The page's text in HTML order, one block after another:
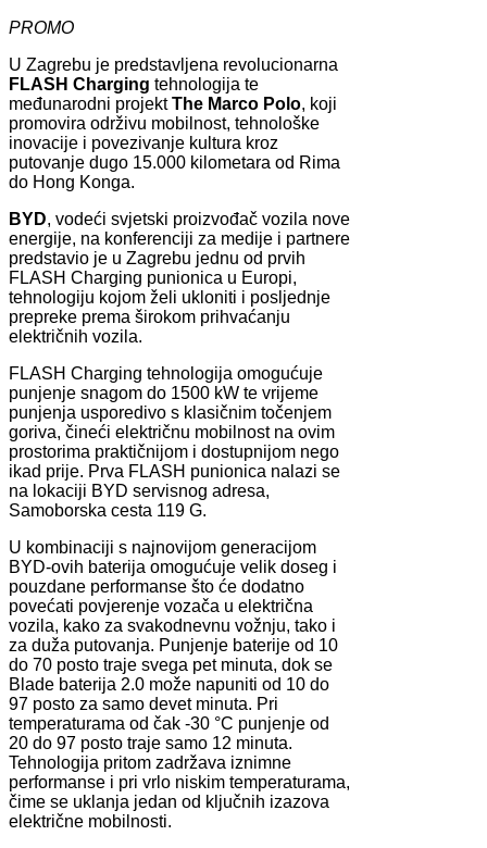
PROMO
U Zagrebu je predstavljena revolucionarna
FLASH Charging tehnologija te
međunarodni projektThe Marco Polo, koji
promovira održivu mobilnost, tehnološke
inovacije i povezivanje kultura kroz
putovanje dugo 15.000 kilometara od Rima
do Hong Konga.
BYD, vodeći svjetski proizvođač vozila nove
energije, na konferenciji za medije i partnere
predstavio je u Zagrebu jednu od prvih
FLASH Charging punionica u Europi,
tehnologiju kojom želi ukloniti i posljednje
prepreke prema širokom prihvaćanju
električnih vozila.
FLASH Charging tehnologija omogućuje
punjenje snagom do 1500 kW te vrijeme
punjenja usporedivo s klasičnim točenjem
goriva, čineći električnu mobilnost na ovim
prostorima praktičnijom i dostupnijom nego
ikad prije. Prva FLASH punionica nalazi se
na lokaciji BYD servisnog adresa,
Samoborska cesta 119 G.
U kombinaciji s najnovijom generacijom
BYD-ovih baterija omogućuje velik doseg i
pouzdane performanse što će dodatno
povećati povjerenje vozača u električna
vozila, kako za svakodnevnu vožnju, tako i
za duža putovanja. Punjenje baterije od 10
do 70 posto traje svega pet minuta, dok se
Blade baterija 2.0 može napuniti od 10 do
97 posto za samo devet minuta. Pri
temperaturama od čak -30 °C punjenje od
20 do 97 posto traje samo 12 minuta.
Tehnologija pritom zadržava iznimne
performanse i pri vrlo niskim temperaturama,
čime se uklanja jedan od ključnih izazova
električne mobilnosti.